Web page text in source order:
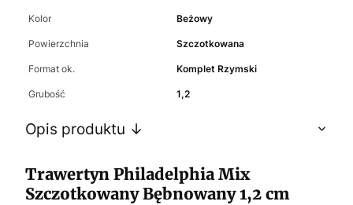
Kolor Beżowy
Powierzchnia Szczotkowana
Format ok. Komplet Rzymski
Grubość 1,2
Opis produktu ↓
Trawertyn Philadelphia Mix
Szczotkowany Bębnowany 1,2 cm